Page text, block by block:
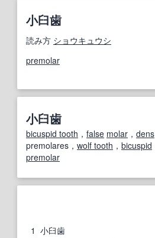
小臼歯
読み方 ショウキュウシ
premolar
小臼歯
bicuspid tooth ， false molar ， dens
premolares， wolf tooth ， bicuspid
premolar
1 小臼歯